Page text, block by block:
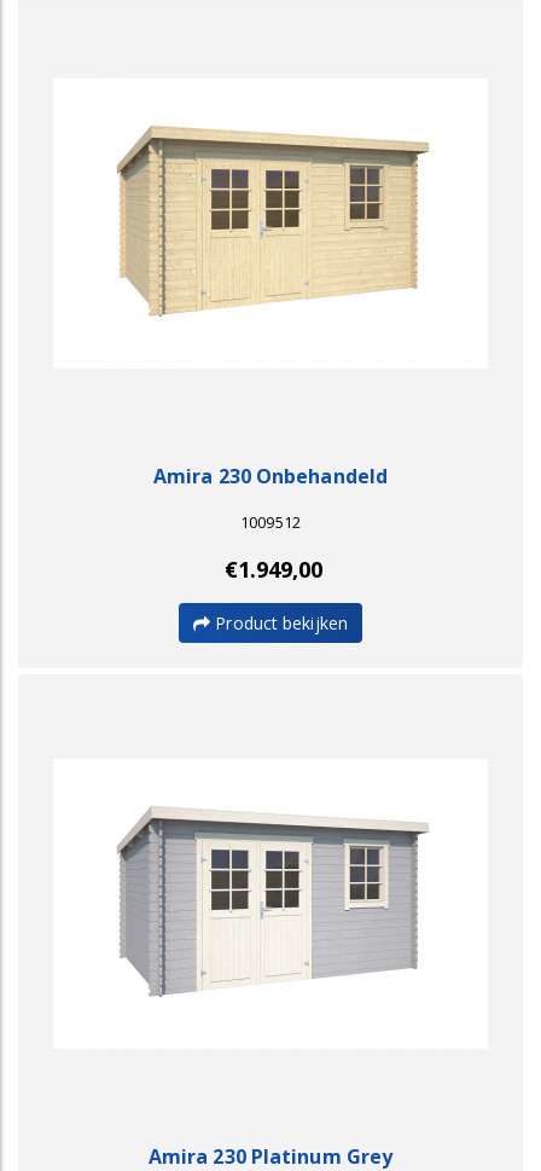
Amira 230 Onbehandeld
1009512
€1.949,00
Product bekijken
Amira 230 Platinum Grey